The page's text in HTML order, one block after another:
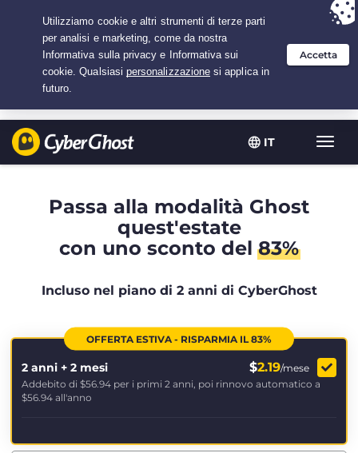
IT
L'offerta migliore per 2.1666666666667 anni a $
Passa alla modalità Ghost
quest'estate
con uno sconto del83%
Incluso nel piano di 2 anni di CyberGhost
OFFERTA ESTIVA - RISPARMIA IL 83%
2 anni + 2 mesi $2.19/mese
Addebito di $56.94 per i primi 2 anni, poi rinnovo automatico a
$56.94 all'anno